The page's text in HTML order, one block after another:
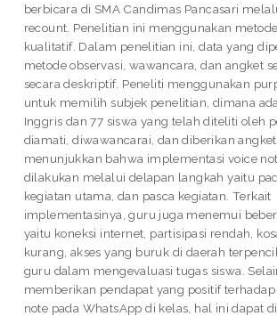
berbicara di SMA Candimas Pancasari
recount. Penelitian ini menggunakan
kualitatif. Dalam penelitian ini, data yang
metode observasi, wawancara, dan angket
secara deskriptif. Peneliti menggunakan
untuk memilih subjek penelitian, dimana
Inggris dan 77 siswa yang telah diteliti oleh
diamati, diwawancarai, dan diberikan
menunjukkan bahwa implementasi voice
dilakukan melalui delapan langkah yaitu
kegiatan utama, dan pasca kegiatan. Terkait
implementasinya, guru juga menemui
yaitu koneksi internet, partisipasi rendah,
kurang, akses yang buruk di daerah
guru dalam mengevaluasi tugas siswa.
memberikan pendapat yang positif
note pada WhatsApp di kelas, hal ini dapat